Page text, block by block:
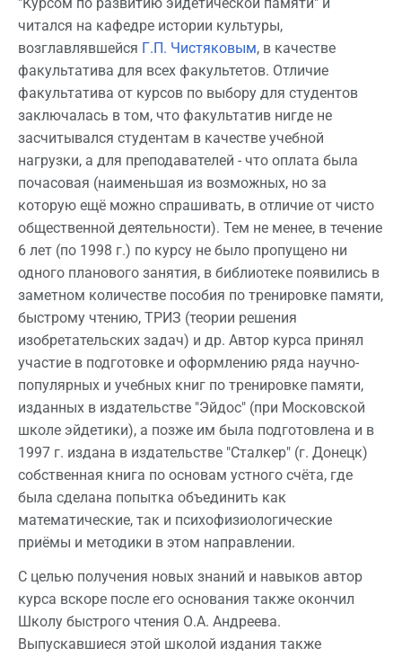
"Курсом по развитию эйдетической памяти" и
читался на кафедре истории культуры,
возглавлявшейся Г.П. Чистяковым, в качестве
факультатива для всех факультетов. Отличие
факультатива от курсов по выбору для студентов
заключалась в том, что факультатив нигде не
засчитывался студентам в качестве учебной
нагрузки, а для преподавателей - что оплата была
почасовая (наименьшая из возможных, но за
которую ещё можно спрашивать, в отличие от чисто
общественной деятельности). Тем не менее, в течение
6 лет (по 1998 г.) по курсу не было пропущено ни
одного планового занятия, в библиотеке появились в
заметном количестве пособия по тренировке памяти,
быстрому чтению, ТРИЗ (теории решения
изобретательских задач) и др. Автор курса принял
участие в подготовке и оформлению ряда научно-
популярных и учебных книг по тренировке памяти,
изданных в издательстве "Эйдос" (при Московской
школе эйдетики), а позже им была подготовлена и в
1997 г. издана в издательстве "Сталкер" (г. Донецк)
собственная книга по основам устного счёта, где
была сделана попытка объединить как
математические, так и психофизиологические
приёмы и методики в этом направлении.
С целью получения новых знаний и навыков автор
курса вскоре после его основания также окончил
Школу быстрого чтения О.А. Андреева.
Выпускавшиеся этой школой издания также